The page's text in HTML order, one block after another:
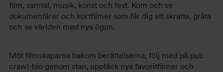
film, samtal, musik, konst och fest. Kom och se
dokumentärer och kortfilmer som får dig att skratta, gråta
och se världen med nya ögon.
Möt filmskaparna bakom berättelserna, följ med på pub
crawl-bio genom stan, upptäck nya favoritfilmer och